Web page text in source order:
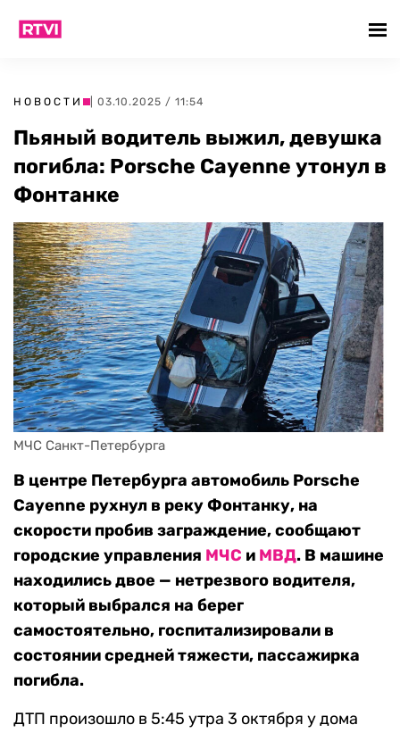
НОВОСТИ | 03.10.2025 / 11:54
Пьяный водитель выжил, девушка
погибла: Porsche Cayenne утонул в
Фонтанке
МЧС Санкт-Петербурга
В центре Петербурга автомобиль Porsche
Cayenne рухнул в реку Фонтанку, на
скорости пробив заграждение, сообщают
городские управления МЧС и МВД. В машине
находились двое — нетрезвого водителя,
который выбрался на берег
самостоятельно, госпитализировали в
состоянии средней тяжести, пассажирка
погибла.
ДТП произошло в 5:45 утра 3 октября у дома